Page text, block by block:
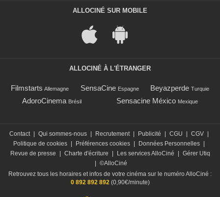
ALLOCINÉ SUR MOBILE
ALLOCINÉ À L'ÉTRANGER
Filmstarts Allemagne SensaCine Espagne Beyazperde Turquie
AdoroCinema Brésil Sensacine México Mexique
Contact | Qui sommes-nous | Recrutement | Publicité | CGU | CGV |
Politique de cookies | Préférences cookies | Données Personnelles |
Revue de presse
| Charte d'écriture | Les services AlloCiné | Gérer Utiq
| ©AlloCiné
Retrouvez tous les horaires et infos de votre cinéma sur le numéro AlloCiné :
0 892 892 892 (0,90€/minute)